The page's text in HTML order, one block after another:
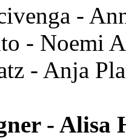
-
- Noemi
- Anja
- Alisa